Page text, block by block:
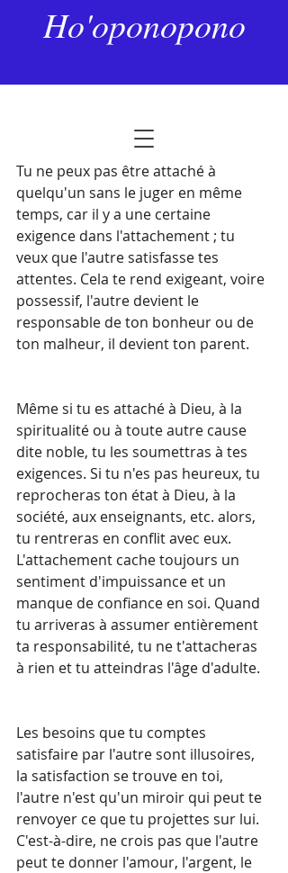
Ho'oponopono
L'amour de l'enfant
Dernière mise à jour :
27 janv.
Tu ne peux pas être attaché à
quelqu'un sans le juger en même
temps, car il y a une certaine
exigence dans l'attachement ; tu
veux que l'autre satisfasse tes
attentes. Cela te rend exigeant, voire
possessif, l'autre devient le
responsable de ton bonheur ou de
ton malheur, il devient ton parent.
Même si tu es attaché à Dieu, à la
spiritualité ou à toute autre cause
dite noble, tu les soumettras à tes
exigences. Si tu n'es pas heureux, tu
reprocheras ton état à Dieu, à la
société, aux enseignants, etc. alors,
tu rentreras en conflit avec eux.
L'attachement cache toujours un
sentiment d'impuissance et un
manque de confiance en soi. Quand
tu arriveras à assumer entièrement
ta responsabilité, tu ne t'attacheras
à rien et tu atteindras l'âge d'adulte.
Les besoins que tu comptes
satisfaire par l'autre sont illusoires,
la satisfaction se trouve en toi,
l'autre n'est qu'un miroir qui peut te
renvoyer ce que tu projettes sur lui.
C'est-à-dire, ne crois pas que l'autre
peut te donner l'amour, l'argent, le